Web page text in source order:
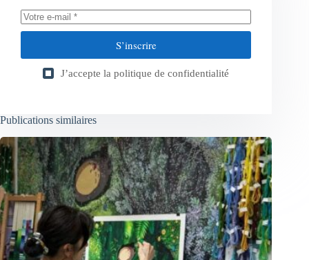
S’inscrire
J’accepte la politique de confidentialité
Publications similaires